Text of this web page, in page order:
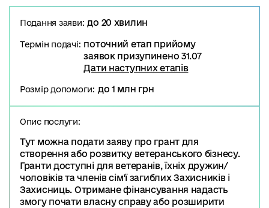
Подання заяви: до 20 хвилин
Термін подачі: поточний етап прийому
заявок призупинено 31.07
Дати наступних етапів
Розмір допомоги: до 1 млн грн
Опис послуги:
Тут можна подати заяву про грант для
створення або розвитку ветеранського бізнесу.
Гранти доступні для ветеранів, їхніх дружин/
чоловіків та членів сім'ї загиблих Захисників і
Захисниць. Отримане фінансування надасть
змогу почати власну справу або розширити